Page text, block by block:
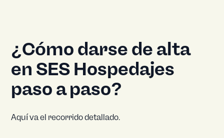
¿Cómo darse de alta
en SES Hospedajes
paso a paso?
Aquí va el recorrido detallado.